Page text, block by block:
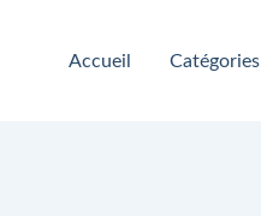
Accueil Catégories